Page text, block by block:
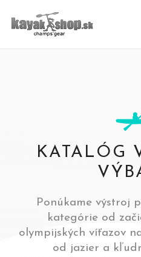
KATALÓG
Ponúkame výstroj
kategórie od
olympijských víťazov
od jazier a